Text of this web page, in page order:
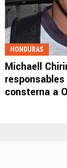
HONDURAS
Michaell
consterna a